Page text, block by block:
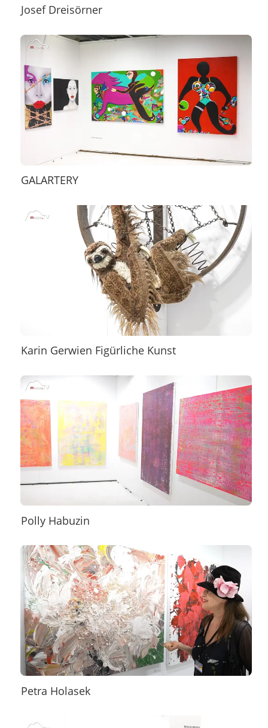
Josef Dreisörner
GALARTERY
Karin Gerwien Figürliche Kunst
Polly Habuzin
Petra Holasek